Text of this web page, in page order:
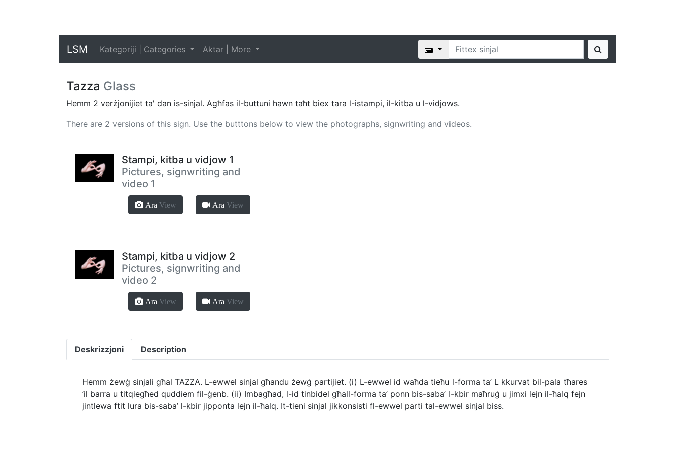
LSM Kategoriji | Categories Aktar | More
Tazza Glass
Hemm 2 verżjonijiet ta' dan is-sinjal. Agħfas il-buttuni hawn taħt biex tara l-istampi, il-kitba u l-vidjows.
There are 2 versions of this sign. Use the butttons below to view the photographs, signwriting and videos.
Stampi, kitba u vidjow 1
Pictures, signwriting and
video 1
AraView Ara View
Stampi, kitba u vidjow 2
Pictures, signwriting and
video 2
AraView Ara View
Deskrizzjoni Description
Hemm żewġ sinjali għal TAZZA. L-ewwel sinjal għandu żewġ partijiet. (i) L-ewwel id waħda tieħu l-forma ta’ L kkurvat bil-pala tħares
’il barra u titqiegħed quddiem fil-ġenb. (ii) Imbagħad, l-id tinbidel għall-forma ta’ ponn bis-saba’ l-kbir maħruġ u jimxi lejn il-ħalq fejn
jintlewa ftit lura bis-saba’ l-kbir jipponta lejn il-ħalq. It-tieni sinjal jikkonsisti fl-ewwel parti tal-ewwel sinjal biss.